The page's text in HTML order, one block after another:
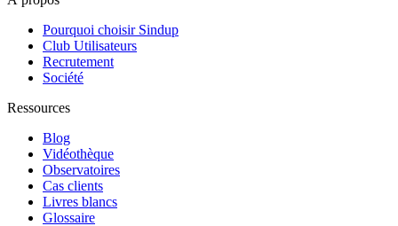
Pourquoi choisir Sindup
Club Utilisateurs
Recrutement
Société
Ressources
Blog
Vidéothèque
Observatoires
Cas clients
Livres blancs
Glossaire